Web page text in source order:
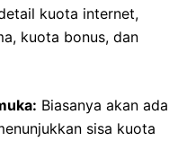
kuota internet,
kuota bonus, dan
Biasanya akan ada
sisa kuota